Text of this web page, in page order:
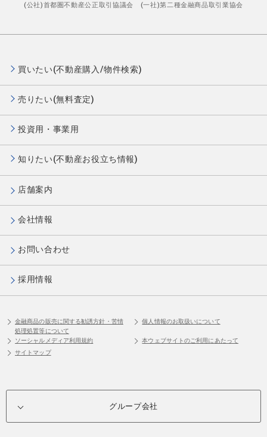
(公社)首都圏不動産公正取引協議会 (一社)第二種金融商品取引業協会
買いたい(不動産購入/物件検索)
売りたい(無料査定)
投資用・事業用
知りたい(不動産お役立ち情報)
店舗案内
会社情報
お問い合わせ
採用情報
金融商品の販売に関する勧誘方針・苦情
処理処置等について
個人情報のお取扱いについて
ソーシャルメディア利用規約
本ウェブサイトのご利用にあたって
サイトマップ
グループ会社